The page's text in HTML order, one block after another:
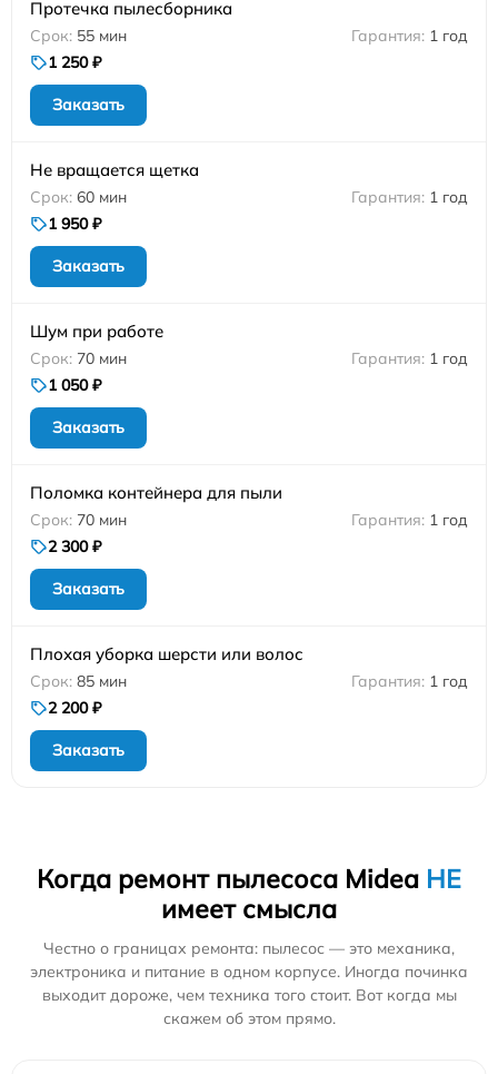
Протечка пылесборника
55 мин
1 год
1 250 ₽
Заказать
Не вращается щетка
60 мин
1 год
1 950 ₽
Заказать
Шум при работе
70 мин
1 год
1 050 ₽
Заказать
Поломка контейнера для пыли
70 мин
1 год
2 300 ₽
Заказать
Плохая уборка шерсти или волос
85 мин
1 год
2 200 ₽
Заказать
Когда ремонт пылесоса Midea НЕ
имеет смысла
Честно о границах ремонта: пылесос — это механика,
электроника и питание в одном корпусе. Иногда починка
выходит дороже, чем техника того стоит. Вот когда мы
скажем об этом прямо.